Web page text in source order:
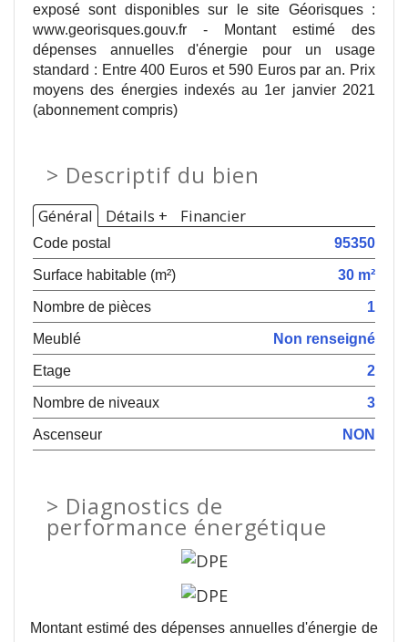
exposé sont disponibles sur le site Géorisques :
www.georisques.gouv.fr - Montant estimé des
dépenses annuelles d'énergie pour un usage
standard : Entre 400 Euros et 590 Euros par an. Prix
moyens des énergies indexés au 1er janvier 2021
(abonnement compris)
> Descriptif du bien
Général Détails + Financier
Code postal
95350
Surface habitable (m²)
30 m²
Nombre de pièces
1
Meublé
Non renseigné
Etage
2
Nombre de niveaux
3
Ascenseur
NON
> Diagnostics de
performance énergétique
Montant estimé des dépenses annuelles d'énergie de